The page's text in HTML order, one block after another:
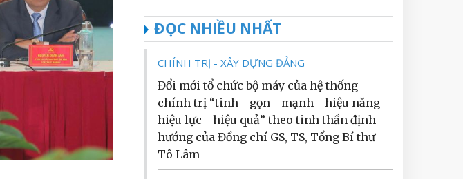
ĐỌC NHIỀU NHẤT
CHÍNH TRỊ - XÂY DỰNG ĐẢNG
Đổi mới tổ chức bộ máy của hệ thống
chính trị “tinh - gọn - mạnh - hiệu năng -
hiệu lực - hiệu quả” theo tinh thần định
hướng của Đồng chí GS, TS, Tổng Bí thư
Tô Lâm